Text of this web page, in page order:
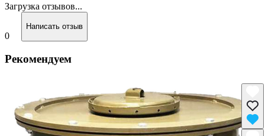
Загрузка отзывов...
0
Написать отзыв
Рекомендуем